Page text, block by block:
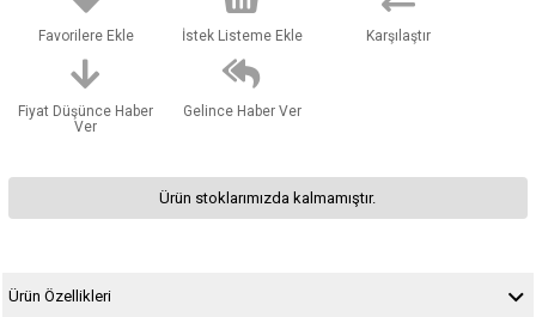
Favorilere Ekle İstek Listeme Ekle Karşılaştır
Fiyat Düşünce Haber
Ver
Gelince Haber Ver
Ürün stoklarımızda kalmamıştır.
Ürün Özellikleri